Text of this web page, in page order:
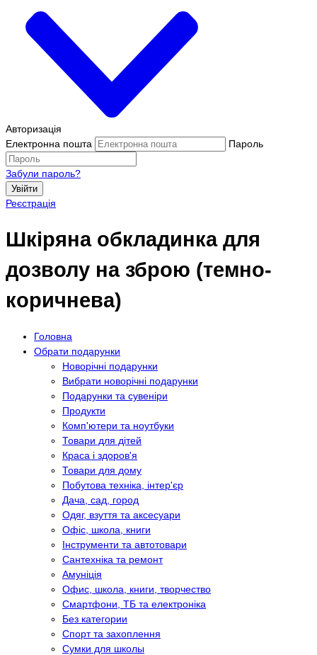
Авторизація
Електронна пошта
Пароль
Забули пароль?
Увійти
Реєстрація
Шкіряна обкладинка для
дозволу на зброю (темно-
коричнева)
Головна
Обрати подарунки
Новорічні подарунки
Вибрати новорічні подарунки
Подарунки та сувеніри
Продукти
Комп'ютери та ноутбуки
Товари для дітей
Краса і здоров'я
Товари для дому
Побутова техніка, інтер'єр
Дача, сад, город
Одяг, взуття та аксесуари
Офіс, школа, книги
Інструменти та автотовари
Сантехніка та ремонт
Амуніція
Офис, школа, книги, творчество
Смартфони, ТБ та електроніка
Без категории
Спорт та захоплення
Сумки для школы